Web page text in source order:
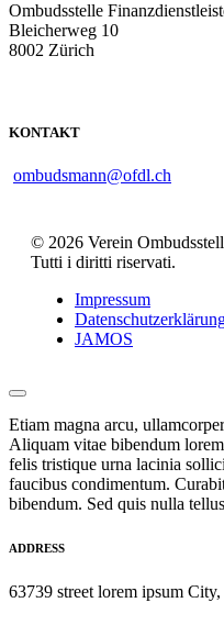
Ombudsstelle
Bleicherweg 10
8002 Zürich
KONTAKT
ombudsmann@ofdl.ch
© 2026 Verein
Tutti i diritti riservati.
Impressum
JAMOS
Etiam magna arcu,
Aliquam vitae bibendum
felis tristique urna lacinia
faucibus condimentum.
bibendum. Sed quis nulla
ADDRESS
63739 street lorem ipsum